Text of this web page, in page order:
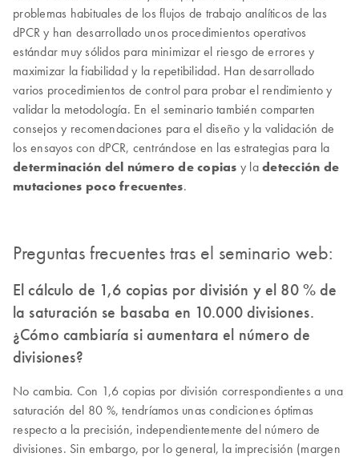
problemas habituales de los flujos de trabajo analíticos de las
dPCR y han desarrollado unos procedimientos operativos
estándar muy sólidos para minimizar el riesgo de errores y
maximizar la fiabilidad y la repetibilidad. Han desarrollado
varios procedimientos de control para probar el rendimiento y
validar la metodología. En el seminario también comparten
consejos y recomendaciones para el diseño y la validación de
los ensayos con dPCR, centrándose en las estrategias para la
determinación del número de copias y la detección de
mutaciones poco frecuentes.
Preguntas frecuentes tras el seminario web:
El cálculo de 1,6 copias por división y el 80 % de
la saturación se basaba en 10.000 divisiones.
¿Cómo cambiaría si aumentara el número de
divisiones?
No cambia. Con 1,6 copias por división correspondientes a una
saturación del 80 %, tendríamos unas condiciones óptimas
respecto a la precisión, independientemente del número de
divisiones. Sin embargo, por lo general, la imprecisión (margen